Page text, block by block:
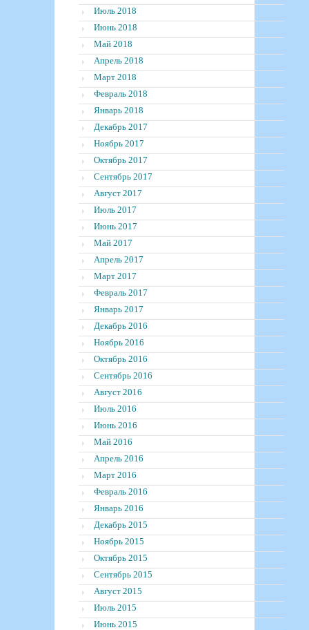
Июль 2018
Июнь 2018
Май 2018
Апрель 2018
Март 2018
Февраль 2018
Январь 2018
Декабрь 2017
Ноябрь 2017
Октябрь 2017
Сентябрь 2017
Август 2017
Июль 2017
Июнь 2017
Май 2017
Апрель 2017
Март 2017
Февраль 2017
Январь 2017
Декабрь 2016
Ноябрь 2016
Октябрь 2016
Сентябрь 2016
Август 2016
Июль 2016
Июнь 2016
Май 2016
Апрель 2016
Март 2016
Февраль 2016
Январь 2016
Декабрь 2015
Ноябрь 2015
Октябрь 2015
Сентябрь 2015
Август 2015
Июль 2015
Июнь 2015